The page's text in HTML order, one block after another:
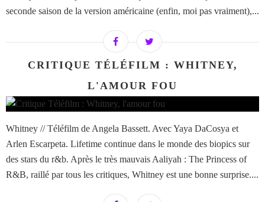
seconde saison de la version américaine (enfin, moi pas vraiment),...
CRITIQUE TÉLÉFILM : WHITNEY,
L'AMOUR FOU
Whitney // Téléfilm de Angela Bassett. Avec Yaya DaCosya et
Arlen Escarpeta. Lifetime continue dans le monde des biopics sur
des stars du r&b. Après le très mauvais Aaliyah : The Princess of
R&B, raillé par tous les critiques, Whitney est une bonne surprise....